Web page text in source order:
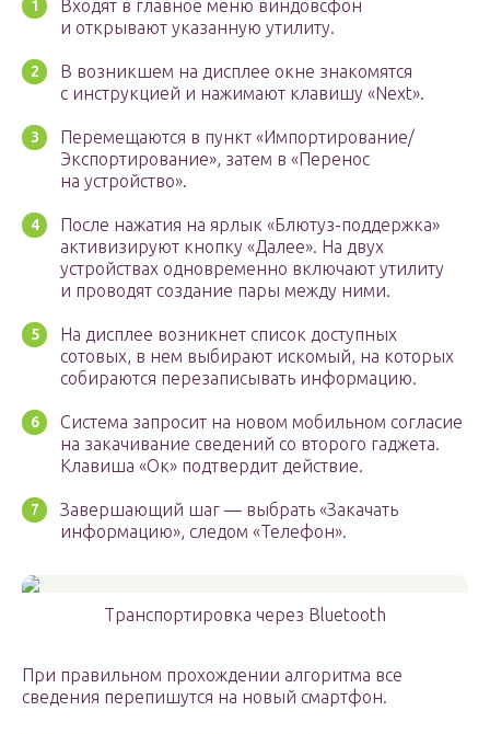
Входят в главное меню виндовсфон
и открывают указанную утилиту.
В возникшем на дисплее окне знакомятся
с инструкцией и нажимают клавишу «Next».
Перемещаются в пункт «Импортирование/
Экспортирование», затем в «Перенос
на устройство».
После нажатия на ярлык «Блютуз-поддержка»
активизируют кнопку «Далее». На двух
устройствах одновременно включают утилиту
и проводят создание пары между ними.
На дисплее возникнет список доступных
сотовых, в нем выбирают искомый, на которых
собираются перезаписывать информацию.
Система запросит на новом мобильном согласие
на закачивание сведений со второго гаджета.
Клавиша «Ок» подтвердит действие.
Завершающий шаг — выбрать «Закачать
информацию», следом «Телефон».
Транспортировка через Bluetooth
При правильном прохождении алгоритма все
сведения перепишутся на новый смартфон.